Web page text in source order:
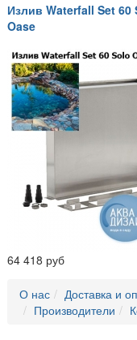
Излив Waterfall Set 60
Oase
64 418 руб
О нас Доставка и
Производители